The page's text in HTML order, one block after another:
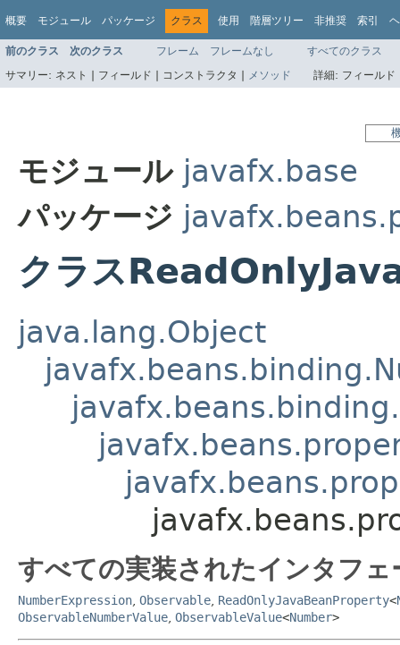
概要 モジュール パッケージ クラス 使用 階層ツリー 非推奨 索引
前のクラス 次のクラス フレーム フレームなし
すべてのクラス
サマリー: ネスト | フィールド | コンストラクタ | メソッド 詳細: フィール
モジュール javafx.base
パッケージ
クラス
java.lang.Object
すべての実装されたインタフ
NumberExpression Observable ReadOnlyJavaBeanProperty<
ObservableNumberValue ObservableValue<Number>